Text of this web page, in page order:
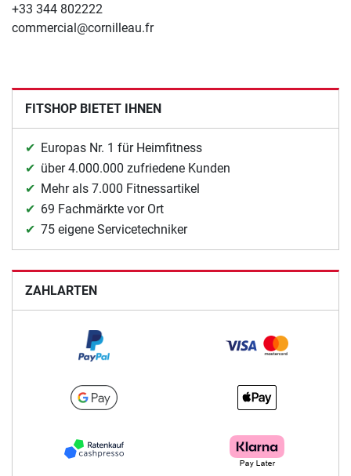
+33 344 802222
commercial@cornilleau.fr
FITSHOP BIETET IHNEN
Europas Nr. 1 für Heimfitness
über 4.000.000 zufriedene Kunden
Mehr als 7.000 Fitnessartikel
69 Fachmärkte vor Ort
75 eigene Servicetechniker
ZAHLARTEN